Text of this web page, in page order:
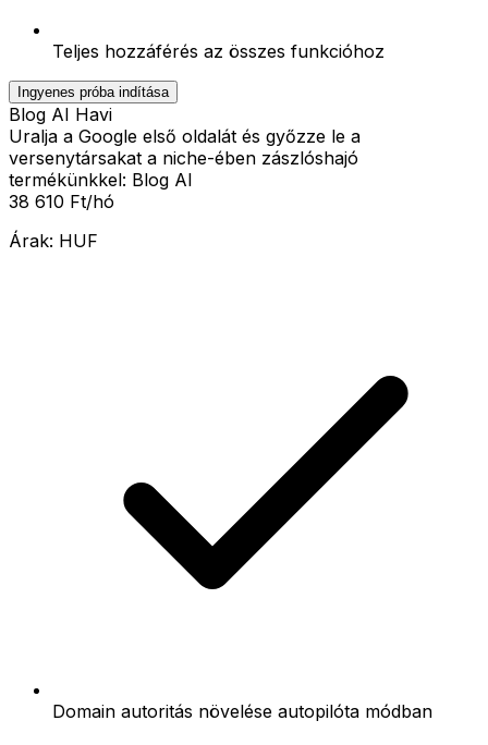
Teljes hozzáférés az összes funkcióhoz
Ingyenes próba indítása
Blog AI Havi
Uralja a Google első oldalát és győzze le a
versenytársakat a niche-ében zászlóshajó
termékünkkel: Blog AI
38 610 Ft/hó
Árak: HUF
Domain autoritás növelése autopilóta módban